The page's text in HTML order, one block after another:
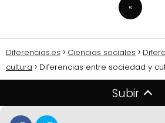
«
Diferencias.es Ciencias sociales
cultura
Diferencias entre sociedad y
Subir